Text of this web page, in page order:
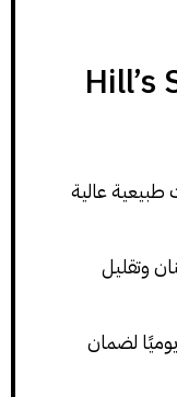
Hill’s
عالية
وتقليل
لضمان